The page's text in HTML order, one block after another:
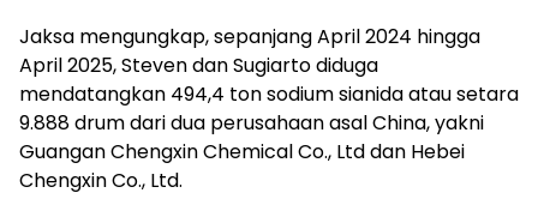
Jaksa mengungkap, sepanjang April 2024 hingga
April 2025, Steven dan Sugiarto diduga
mendatangkan 494,4 ton sodium sianida atau setara
9.888 drum dari dua perusahaan asal China, yakni
Guangan Chengxin Chemical Co., Ltd dan Hebei
Chengxin Co., Ltd.